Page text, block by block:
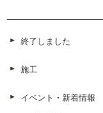
終了しました
施工
イベント・新着情報